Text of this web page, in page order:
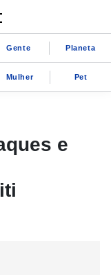
Gente Planeta
Mulher Pet
e